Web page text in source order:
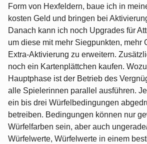
Form von Hexfeldern, baue ich in
kosten Geld und bringen bei
Danach kann ich noch Upgrades für
um diese mit mehr Siegpunkten, mehr
Extra-Aktivierung zu erweitern.
noch ein Kartenplättchen kaufen.
Hauptphase ist der Betrieb des
alle Spielerinnen parallel ausführen.
ein bis drei Würfelbedingungen
betreiben. Bedingungen können nur
Würfelfarben sein, aber auch
Würfelwerte, Würfelwerte in einem